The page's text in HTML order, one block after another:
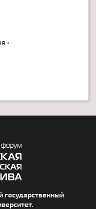
›
государственный